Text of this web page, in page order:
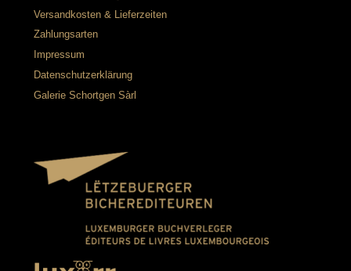
Versandkosten & Lieferzeiten
Zahlungsarten
Impressum
Datenschutzerklärung
Galerie Schortgen Sàrl